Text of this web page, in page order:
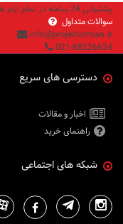
پشتیبانی 24 ساعته در تمام ایام هفته
سوالات متداول
info@projectorman.ir
021-88226624
دسترسی های سریع
اخبار و مقالات
راهنمای خرید
شبکه های اجتماعی